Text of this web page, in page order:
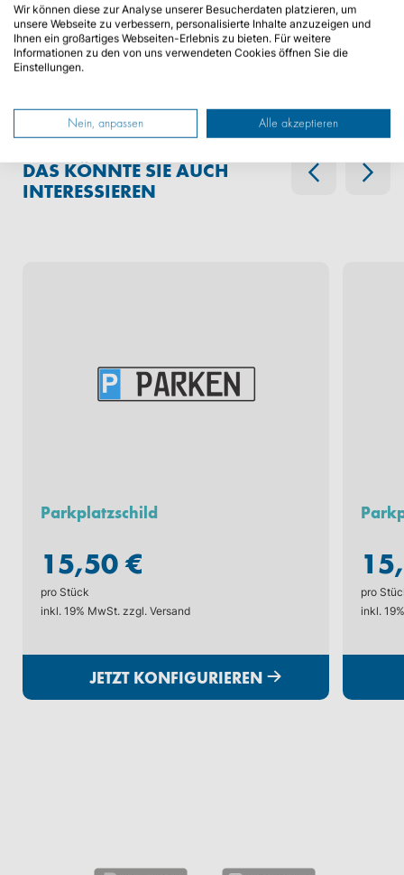
JETZT ONLINE ZULASSEN
DAS KÖNNTE SIE AUCH
INTERESSIEREN
Parkplatzschild
15,50 €
pro Stück
inkl. 19% MwSt. zzgl. Versand
JETZT KONFIGURIEREN
pro
inkl.
Wir können diese zur Analyse unserer Besucherdaten platzieren, um
unsere Webseite zu verbessern, personalisierte Inhalte anzuzeigen und
Ihnen ein großartiges Webseiten-Erlebnis zu bieten. Für weitere
Informationen zu den von uns verwendeten Cookies öffnen Sie die
Einstellungen.
Nein, anpassen Alle akzeptieren